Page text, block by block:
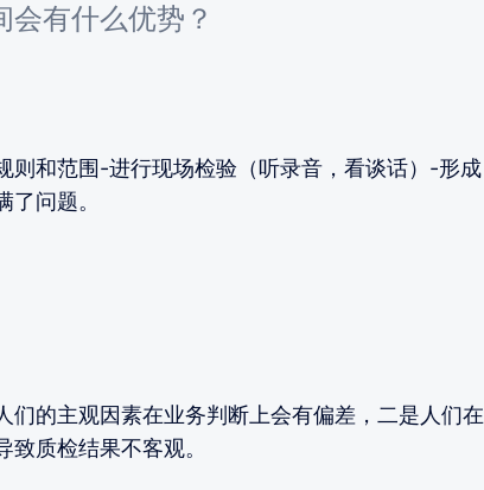
有什么优势？
则和范围-进行现场检验（听录音，看谈话）-形成
问题。
们的主观因素在业务判断上会有偏差，二是人们在
质检结果不客观。